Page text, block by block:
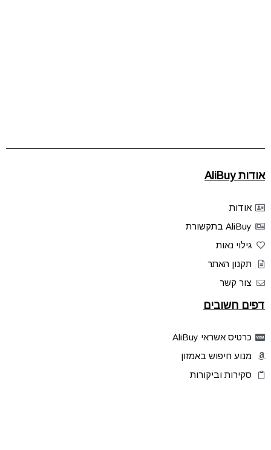
אודות AliBuy
אודות
AliBuy בתקשורת
גילוי נאות
תקנון האתר
צור קשר
דפים חשובים
כרטיס אשראי AliBuy
מנוע חיפוש באמזון
סקירות וביקורות